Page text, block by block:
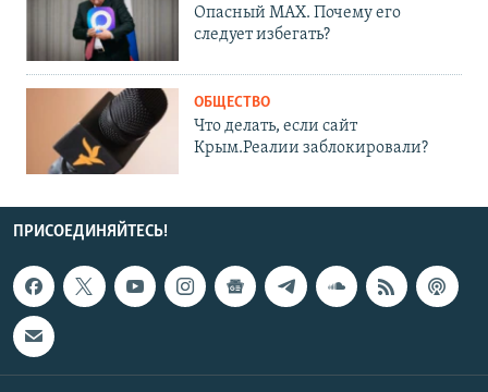
Опасный MAX. Почему его
следует избегать?
ОБЩЕСТВО
Что делать, если сайт
Крым.Реалии заблокировали?
ПРИСОЕДИНЯЙТЕСЬ!